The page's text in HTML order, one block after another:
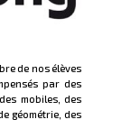
de nos élèves
par des
mobiles, des
géométrie, des